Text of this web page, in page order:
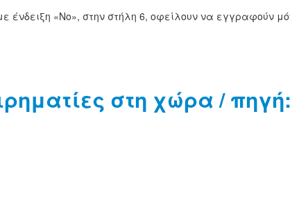
ένδειξη «No», στην στήλη 6, οφείλουν να εγγραφούν
στη χώρα /